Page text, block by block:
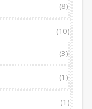
(8)
(10)
(3)
(1)
(1)